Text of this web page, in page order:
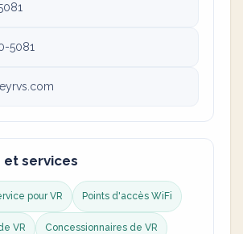
5081
et services
pour VR Points d'accès WiFi
VR Concessionnaires de VR